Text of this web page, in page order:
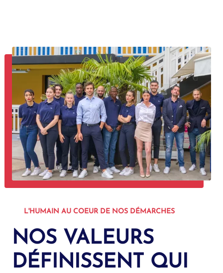
L'HUMAIN AU COEUR DE NOS DÉMARCHES
NOS VALEURS
DÉFINISSENT QUI